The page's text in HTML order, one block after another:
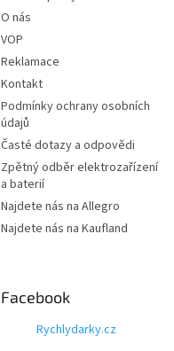
O nás
VOP
Reklamace
Kontakt
Podmínky ochrany osobních
údajů
Časté dotazy a odpovědi
Zpětný odběr elektrozařízení
a baterií
Najdete nás na Allegro
Najdete nás na Kaufland
Facebook
Rychlydarky.cz